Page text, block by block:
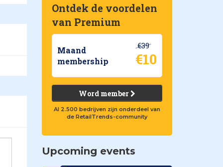
Ontdek de voordelen
van Premium
Maand
membership
€39
€10
Word member
Al 2.500 bedrijven zijn onderdeel van
de RetailTrends-community
Upcoming events